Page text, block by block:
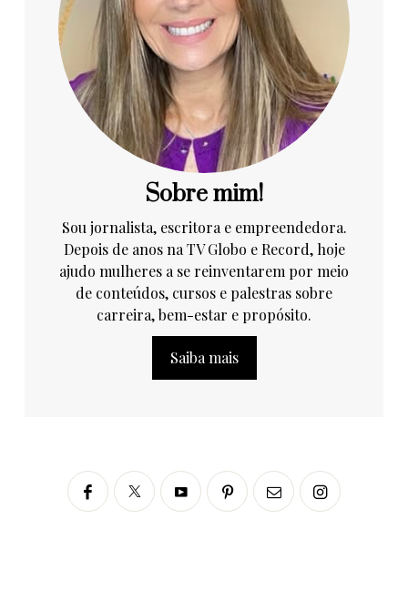
Sobre mim!
Sou jornalista, escritora e empreendedora.
Depois de anos na TV Globo e Record, hoje
ajudo mulheres a se reinventarem por meio
de conteúdos, cursos e palestras sobre
carreira, bem-estar e propósito.
Saiba mais